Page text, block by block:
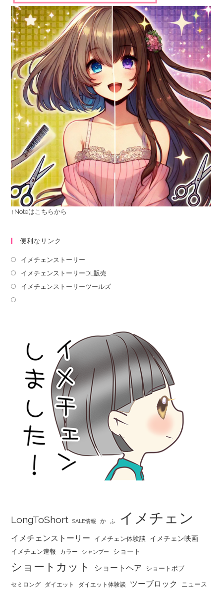
↑Noteはこちらから
便利なリンク
イメチェンストーリー
イメチェンストーリーDL販売
イメチェンストーリーツールズ
LongToShort SALE情報 か ふ イメチェン
イメチェンストーリー イメチェン体験談 イメチェン映画
イメチェン速報 カラー シャンプー ショート
ショートカット ショートヘア ショートボブ
セミロング ダイエット ダイエット体験談 ツーブロック ニュース